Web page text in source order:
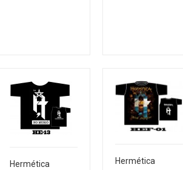
Hermética Hermética